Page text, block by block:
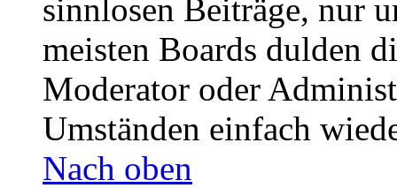
sinnlosen Beiträge, nur
meisten Boards dulden
Moderator oder
Umständen einfach
Nach oben